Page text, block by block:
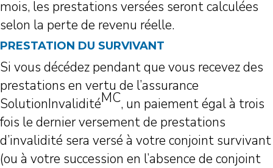
mois, les prestations versées seront calculées
selon la perte de revenu réelle.
PRESTATION DU SURVIVANT
Si vous décédez pendant que vous recevez des
prestations en vertu de l’assurance
SolutionInvaliditéMC, un paiement égal à trois
fois le dernier versement de prestations
d’invalidité sera versé à votre conjoint survivant
(ou à votre succession en l’absence de conjoint